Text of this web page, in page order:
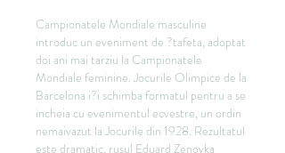
Campionatele Mondiale masculine
introduc un eveniment de ?tafeta, adoptat
doi ani mai tarziu la Campionatele
Mondiale feminine. Jocurile Olimpice de la
Barcelona i?i schimba formatul pentru a se
incheia cu evenimentul ecvestre, un ordin
nemaivazut la Jocurile din 1928. Rezultatul
este dramatic, rusul Eduard Zenovka